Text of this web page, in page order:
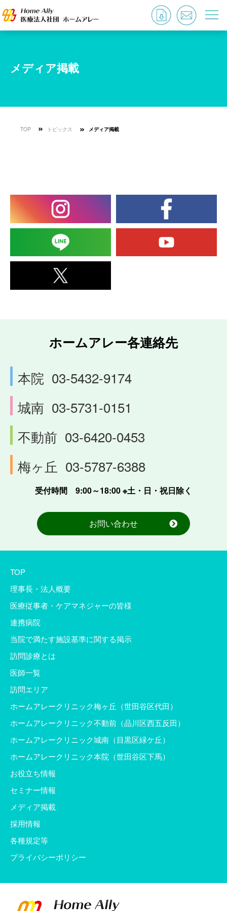
メディア掲載
TOP トピックス メディア掲載
ホームアレー各連絡先
本院 03-5432-9174
城南 03-5731-0151
不動前 03-6420-0453
梅ヶ丘 03-5787-6388
受付時間 9:00～18:00 ※土・日・祝日除く
お問い合わせ
TOP
理事長・法人概要
医療従事者・ケアマネジャーの皆様
連携病院
当院で満たす施設基準に関する掲示
訪問診療とは
医師一覧
訪問エリア
ホームアレークリニック梅ヶ丘（世田谷区代田）
ホームアレークリニック不動前（品川区西五反田）
ホームアレークリニック城南（目黒区緑ケ丘）
ホームアレークリニック本院（世田谷区下馬）
お役立ち情報
セミナー情報
メディア掲載
採用情報
各種規定等
プライバシーポリシー